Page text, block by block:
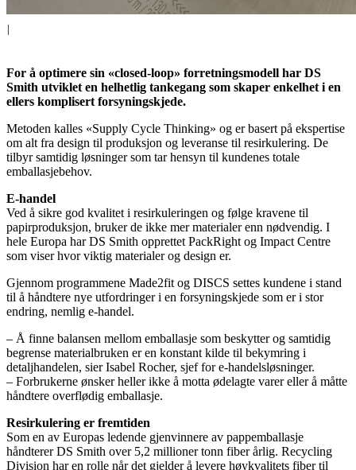
|
For å optimere sin «closed-loop» forretningsmodell har DS
Smith utviklet en helhetlig tankegang som skaper enkelhet i en
ellers komplisert forsyningskjede.
Metoden kalles «Supply Cycle Thinking» og er basert på ekspertise
om alt fra design til produksjon og leveranse til resirkulering. De
tilbyr samtidig løsninger som tar hensyn til kundenes totale
emballasjebehov.
E-handel
Ved å sikre god kvalitet i resirkuleringen og følge kravene til
papirproduksjon, bruker de ikke mer materialer enn nødvendig. I
hele Europa har DS Smith opprettet PackRight og Impact Centre
som viser hvor viktig materialer og design er.
Gjennom programmene Made2fit og DISCS settes kundene i stand
til å håndtere nye utfordringer i en forsyningskjede som er i stor
endring, nemlig e-handel.
– Å finne balansen mellom emballasje som beskytter og samtidig
begrense materialbruken er en konstant kilde til bekymring i
detaljhandelen, sier Isabel Rocher, sjef for e-handelsløsninger.
– Forbrukerne ønsker heller ikke å motta ødelagte varer eller å måtte
håndtere overflødig emballasje.
Resirkulering er fremtiden
Som en av Europas ledende gjenvinnere av pappemballasje
håndterer DS Smith over 5,2 millioner tonn fiber årlig. Recycling
Division har en rolle når det gjelder å levere høykvalitets fiber til